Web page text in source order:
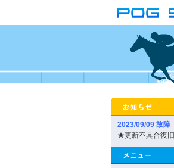
2023/09/09 故障
★更新不具合復旧